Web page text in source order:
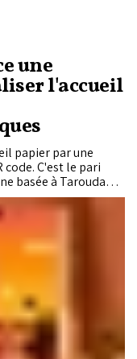
une
l'accueil
papier par une
C'est le pari
basée à Taroudant,
maisons d'hôtes et
des
à valoriser leurs